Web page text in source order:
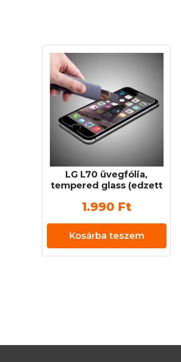
LG L70 üvegfólia,
tempered glass (edzett
1.990 Ft
Kosárba teszem